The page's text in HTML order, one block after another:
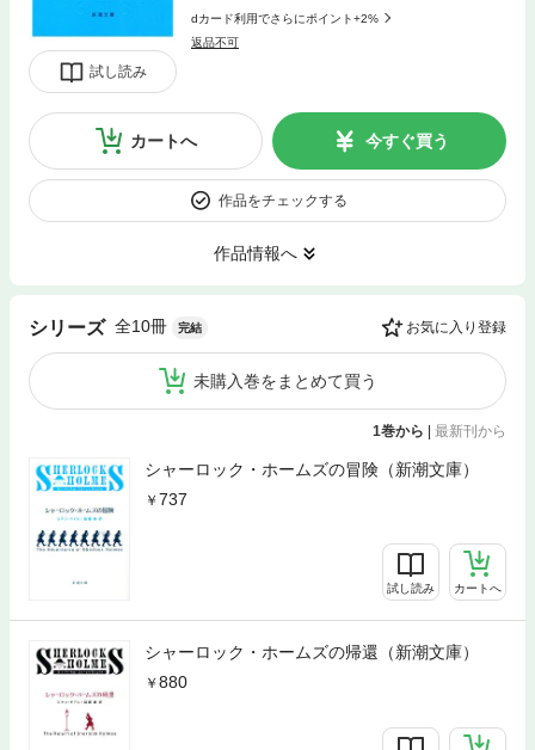
試し読み
dカード利用でさらにポイント+2%
返品不可
カートへ 今すぐ買う
作品をチェックする
作品情報へ
シリーズ 全10冊 完結 お気に入り登録
未購入巻をまとめて買う
1巻から | 最新刊から
シャーロック・ホームズの冒険（新潮文庫）
737
試し読み カートへ
シャーロック・ホームズの帰還（新潮文庫）
880